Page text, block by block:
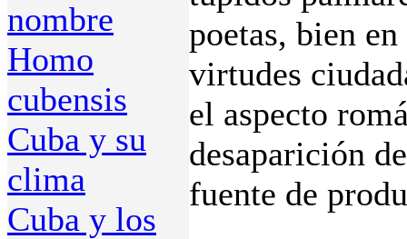
nombre
Homo
cubensis
Cuba y su
clima
Cuba y los
poetas, bien
virtudes
el aspecto
desaparición
fuente de